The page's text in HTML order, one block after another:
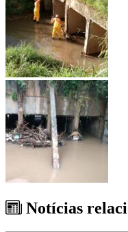
Notícias